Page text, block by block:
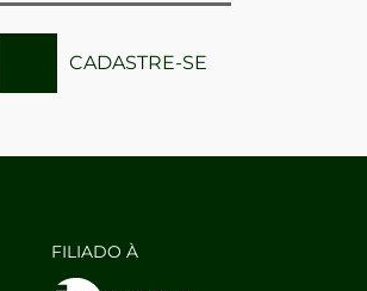
CADASTRE-SE
FILIADO À